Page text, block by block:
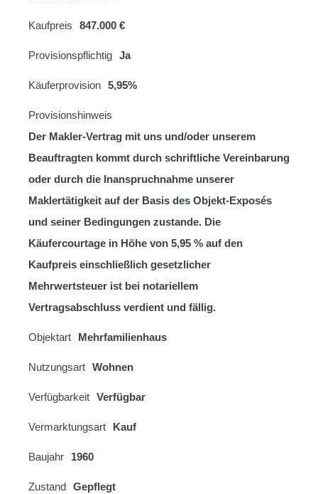
Kaufpreis 847.000 €
Provisionspflichtig Ja
Käuferprovision 5,95%
Provisionshinweis
Der Makler-Vertrag mit uns und/oder unserem
Beauftragten kommt durch schriftliche Vereinbarung
oder durch die Inanspruchnahme unserer
Maklertätigkeit auf der Basis des Objekt-Exposés
und seiner Bedingungen zustande. Die
Käufercourtage in Höhe von 5,95 % auf den
Kaufpreis einschließlich gesetzlicher
Mehrwertsteuer ist bei notariellem
Vertragsabschluss verdient und fällig.
Objektart Mehrfamilienhaus
Nutzungsart Wohnen
Verfügbarkeit Verfügbar
Vermarktungsart Kauf
Baujahr 1960
Zustand Gepflegt